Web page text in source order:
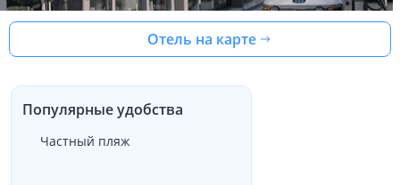
Отель на карте
Популярные удобства
Частный пляж